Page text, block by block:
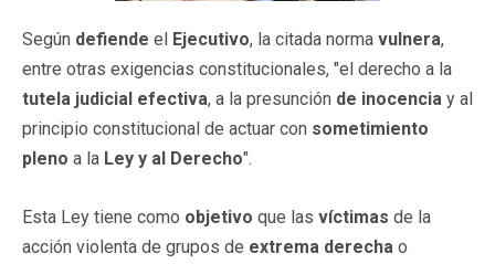
Según defiende el Ejecutivo, la citada norma vulnera,
entre otras exigencias constitucionales, "el derecho a la
tutela judicial efectiva, a la presunción de inocencia y al
principio constitucional de actuar con sometimiento
pleno a la Ley y al Derecho".
Esta Ley tiene como objetivo que las víctimas de la
acción violenta de grupos de extrema derecha o